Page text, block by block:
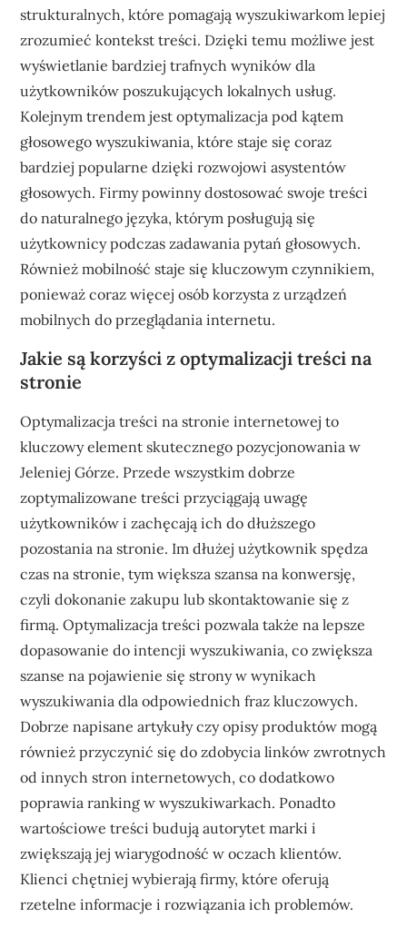
strukturalnych, które pomagają wyszukiwarkom lepiej
zrozumieć kontekst treści. Dzięki temu możliwe jest
wyświetlanie bardziej trafnych wyników dla
użytkowników poszukujących lokalnych usług.
Kolejnym trendem jest optymalizacja pod kątem
głosowego wyszukiwania, które staje się coraz
bardziej popularne dzięki rozwojowi asystentów
głosowych. Firmy powinny dostosować swoje treści
do naturalnego języka, którym posługują się
użytkownicy podczas zadawania pytań głosowych.
Również mobilność staje się kluczowym czynnikiem,
ponieważ coraz więcej osób korzysta z urządzeń
mobilnych do przeglądania internetu.
Jakie są korzyści z optymalizacji treści na
stronie
Optymalizacja treści na stronie internetowej to
kluczowy element skutecznego pozycjonowania w
Jeleniej Górze. Przede wszystkim dobrze
zoptymalizowane treści przyciągają uwagę
użytkowników i zachęcają ich do dłuższego
pozostania na stronie. Im dłużej użytkownik spędza
czas na stronie, tym większa szansa na konwersję,
czyli dokonanie zakupu lub skontaktowanie się z
firmą. Optymalizacja treści pozwala także na lepsze
dopasowanie do intencji wyszukiwania, co zwiększa
szanse na pojawienie się strony w wynikach
wyszukiwania dla odpowiednich fraz kluczowych.
Dobrze napisane artykuły czy opisy produktów mogą
również przyczynić się do zdobycia linków zwrotnych
od innych stron internetowych, co dodatkowo
poprawia ranking w wyszukiwarkach. Ponadto
wartościowe treści budują autorytet marki i
zwiększają jej wiarygodność w oczach klientów.
Klienci chętniej wybierają firmy, które oferują
rzetelne informacje i rozwiązania ich problemów.